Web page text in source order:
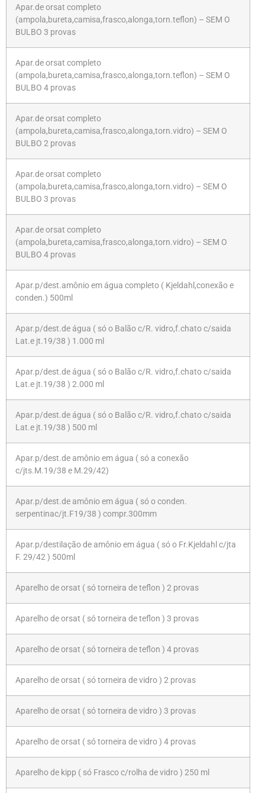
Apar.de orsat completo
(ampola,bureta,camisa,frasco,alonga,torn.teflon) – SEM O
BULBO 3 provas
Apar.de orsat completo
(ampola,bureta,camisa,frasco,alonga,torn.teflon) – SEM O
BULBO 4 provas
Apar.de orsat completo
(ampola,bureta,camisa,frasco,alonga,torn.vidro) – SEM O
BULBO 2 provas
Apar.de orsat completo
(ampola,bureta,camisa,frasco,alonga,torn.vidro) – SEM O
BULBO 3 provas
Apar.de orsat completo
(ampola,bureta,camisa,frasco,alonga,torn.vidro) – SEM O
BULBO 4 provas
Apar.p/dest.amônio em água completo ( Kjeldahl,conexão e
conden.) 500ml
Apar.p/dest.de água ( só o Balão c/R. vidro,f.chato c/saida
Lat.e jt.19/38 ) 1.000 ml
Apar.p/dest.de água ( só o Balão c/R. vidro,f.chato c/saida
Lat.e jt.19/38 ) 2.000 ml
Apar.p/dest.de água ( só o Balão c/R. vidro,f.chato c/saida
Lat.e jt.19/38 ) 500 ml
Apar.p/dest.de amônio em água ( só a conexão
c/jts.M.19/38 e M.29/42)
Apar.p/dest.de amônio em água ( só o conden.
serpentinac/jt.F19/38 ) compr.300mm
Apar.p/destilação de amônio em água ( só o Fr.Kjeldahl c/jta
F. 29/42 ) 500ml
Aparelho de orsat ( só torneira de teflon ) 2 provas
Aparelho de orsat ( só torneira de teflon ) 3 provas
Aparelho de orsat ( só torneira de teflon ) 4 provas
Aparelho de orsat ( só torneira de vidro ) 2 provas
Aparelho de orsat ( só torneira de vidro ) 3 provas
Aparelho de orsat ( só torneira de vidro ) 4 provas
Aparelho de kipp ( só Frasco c/rolha de vidro ) 250 ml